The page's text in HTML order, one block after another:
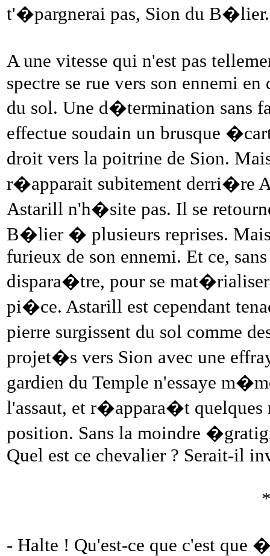
t'�pargnerai pas, Sion du
A une vitesse qui n'est pas
spectre se rue vers son ennemi
du sol. Une d�termination sans
effectue soudain un brusque
droit vers la poitrine de Sion.
r�apparait subitement derri�re
Astarill n'h�site pas. Il se
B�lier � plusieurs reprises.
furieux de son ennemi. Et ce,
dispara�tre, pour se
pi�ce. Astarill est cependant
pierre surgissent du sol comme
projet�s vers Sion avec une
gardien du Temple n'essaye
l'assaut, et r�appara�t
position. Sans la moindre
Quel est ce chevalier ? Serait-il
- Halte ! Qu'est-ce que c'est que